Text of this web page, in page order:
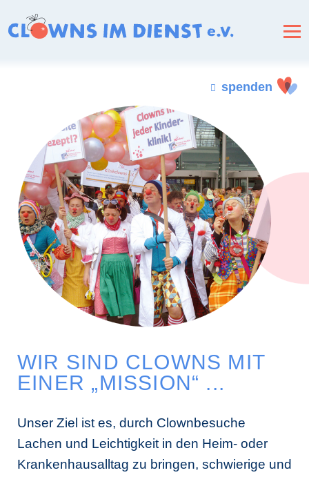
spenden
WIR SIND CLOWNS MIT
EINER „MISSION“ ...
Unser Ziel ist es, durch Clownbesuche
Lachen und Leichtigkeit in den Heim- oder
Krankenhausalltag zu bringen, schwierige und